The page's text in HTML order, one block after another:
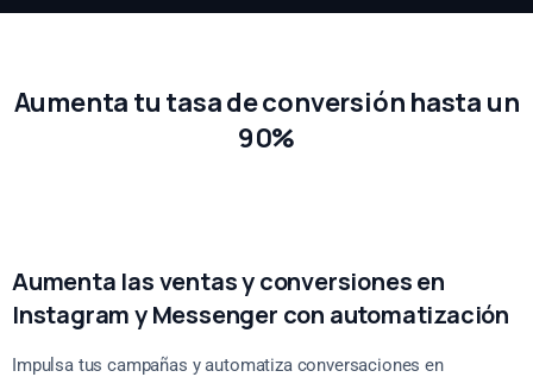
Aumenta tu tasa de conversión hasta un
90%
Aumenta las ventas y conversiones en
Instagram y Messenger con automatización
Impulsa tus campañas y automatiza conversaciones en